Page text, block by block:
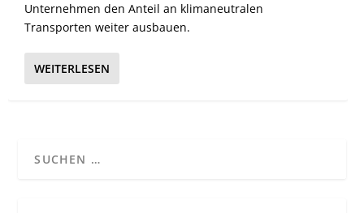
Unternehmen den Anteil an klimaneutralen
Transporten weiter ausbauen.
WEITERLESEN